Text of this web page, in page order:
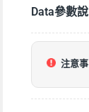
Data參數
注意